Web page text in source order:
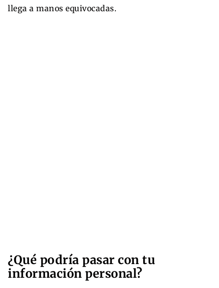
llega a manos equivocadas.
¿Qué podría pasar con tu
información personal?